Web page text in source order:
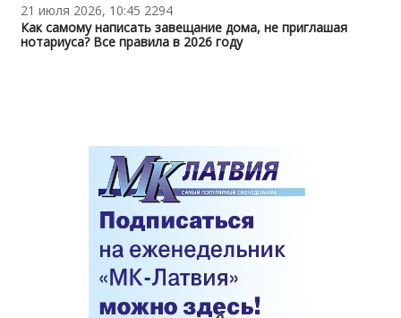
21 июля 2026, 10:45 2294
Как самому написать завещание дома, не приглашая
нотариуса? Все правила в 2026 году